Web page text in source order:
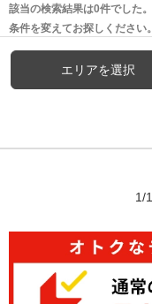
該当の検索結果は0件でした。
条件を変えてお探しください。
エリアを選択
1/1